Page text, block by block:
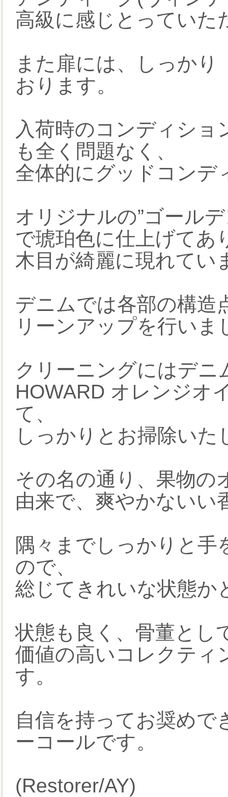
高級に感じとっていた
また扉には、しっか
おります。
入荷時のコンディショ
も全く問題なく、
全体的にグッドコンデ
オリジナルの”ゴール
で琥珀色に仕上げてあ
木目が綺麗に現れてい
デニムでは各部の構造
リーンアップを行いま
クリーニングにはデニ
HOWARD オレンジオ
て、
しっかりとお掃除いた
その名の通り、果物の
由来で、爽やかないい
隅々までしっかりと
ので、
総じてきれいな状態か
状態も良く、骨董とし
価値の高いコレクティ
す。
自信を持ってお奨めで
ーコールです。
(Restorer/AY)